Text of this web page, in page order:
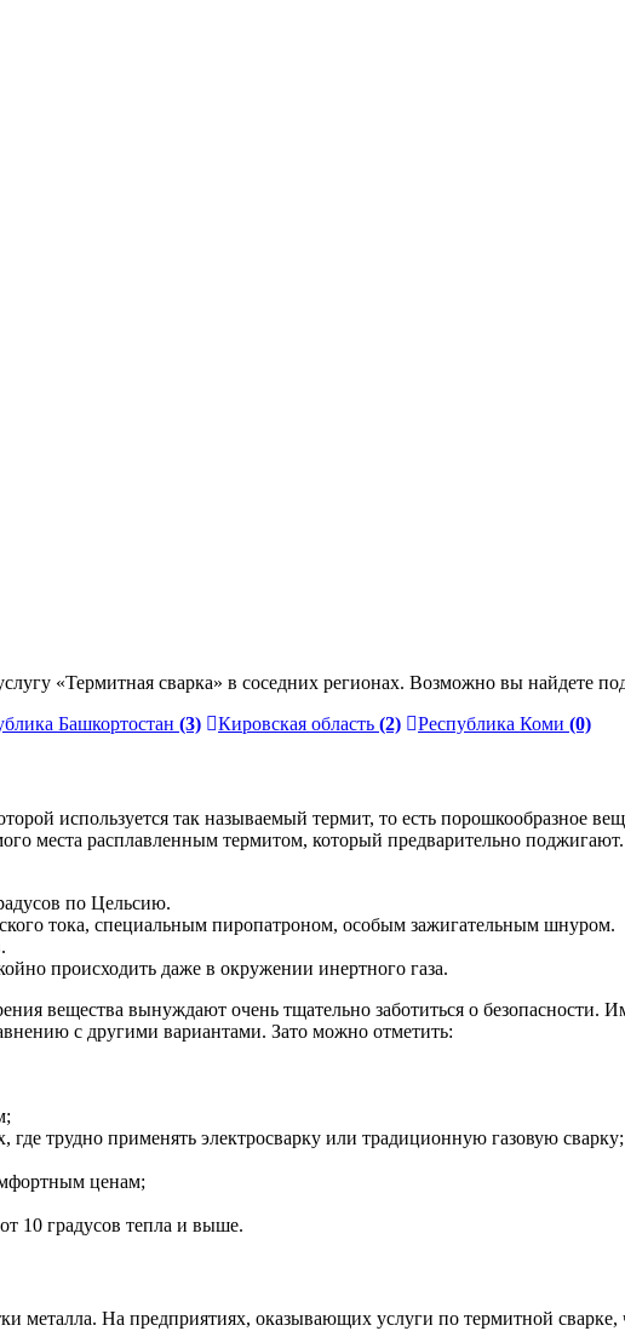
«Термитная сварка» в соседних регионах. Возможно вы найдете
Башкортостан (3) Кировская область (2) Республика Коми (0)
используется так называемый термит, то есть порошкообразное
места расплавленным термитом, который предварительно
по Цельсию.
тока, специальным пиропатроном, особым зажигательным шнуром.
происходить даже в окружении инертного газа.
вещества вынуждают очень тщательно заботиться о безопасности.
с другими вариантами. Зато можно отметить:
трудно применять электросварку или традиционную газовую сварку;
ценам;
10 градусов тепла и выше.
металла. На предприятиях, оказывающих услуги по термитной